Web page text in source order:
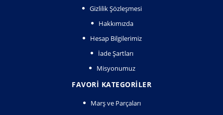
Gizlilik Şözleşmesi
Hakkımızda
Hesap Bilgilerimiz
İade Şartları
Misyonumuz
FAVORI KATEGORILER
Marş ve Parçaları